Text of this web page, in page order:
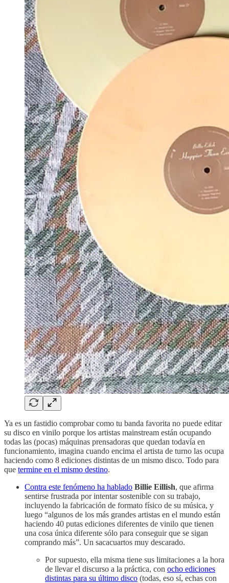
Ya es un fastidio comprobar como tu banda favorita no puede editar
su disco en vinilo porque los artistas mainstream están ocupando
todas las (pocas) máquinas prensadoras que quedan todavía en
funcionamiento, imagina cuando encima el artista de turno las ocupa
haciendo como 8 ediciones distintas de un mismo disco. Todo para
que termine en el mismo destino.
Contra este fenómeno ha hablado Billie Eillish, que afirma
sentirse frustrada por intentar sostenible con su trabajo,
incluyendo la fabricación de formato físico de su música, y
luego “algunos de los más grandes artistas en el mundo están
haciendo 40 putas ediciones diferentes de vinilo que tienen
una cosa única diferente sólo para conseguir que se sigan
comprando más”. Un sacacuartos muy descarado.
Por supuesto, ella misma tiene sus limitaciones a la hora
de llevar el discurso a la práctica, con ocho ediciones
distintas para su último disco (todas, eso sí, echas con